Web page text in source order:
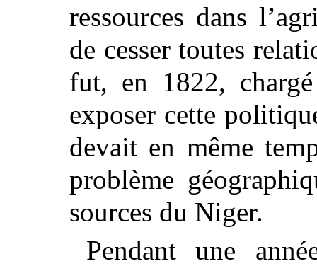
ressources dans
de cesser toutes
fut, en 1822,
exposer cette
devait en même
problème
sources du Niger.
Pendant une